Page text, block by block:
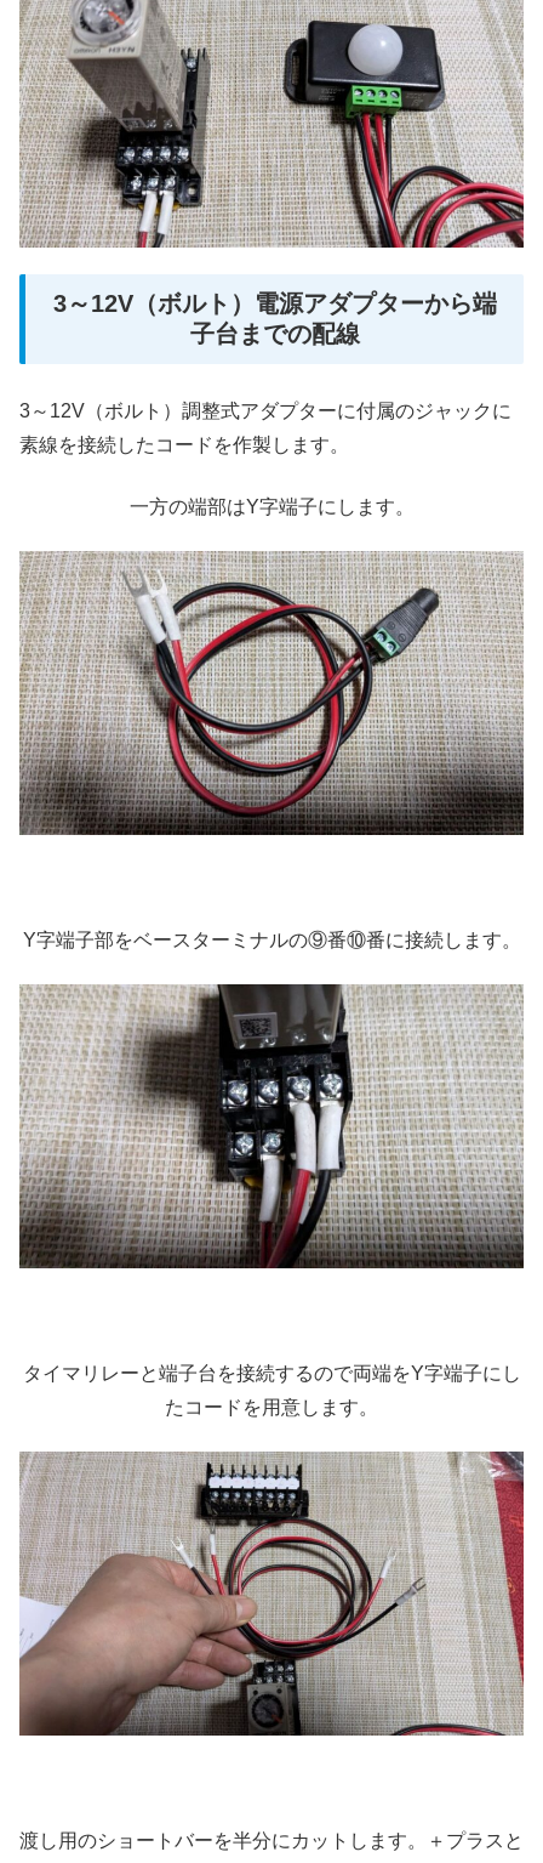
3～12V（ボルト）電源アダプターから端
子台までの配線
3～12V（ボルト）調整式アダプターに付属のジャックに
素線を接続したコードを作製します。
一方の端部はY字端子にします。
Y字端子部をベースターミナルの⑨番⑩番に接続します。
タイマリレーと端子台を接続するので両端をY字端子にし
たコードを用意します。
渡し用のショートバーを半分にカットします。＋プラスと